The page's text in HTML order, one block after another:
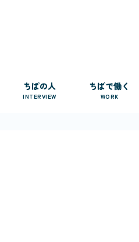
ちばの人
INTERVIEW
ちばで働く
WORK